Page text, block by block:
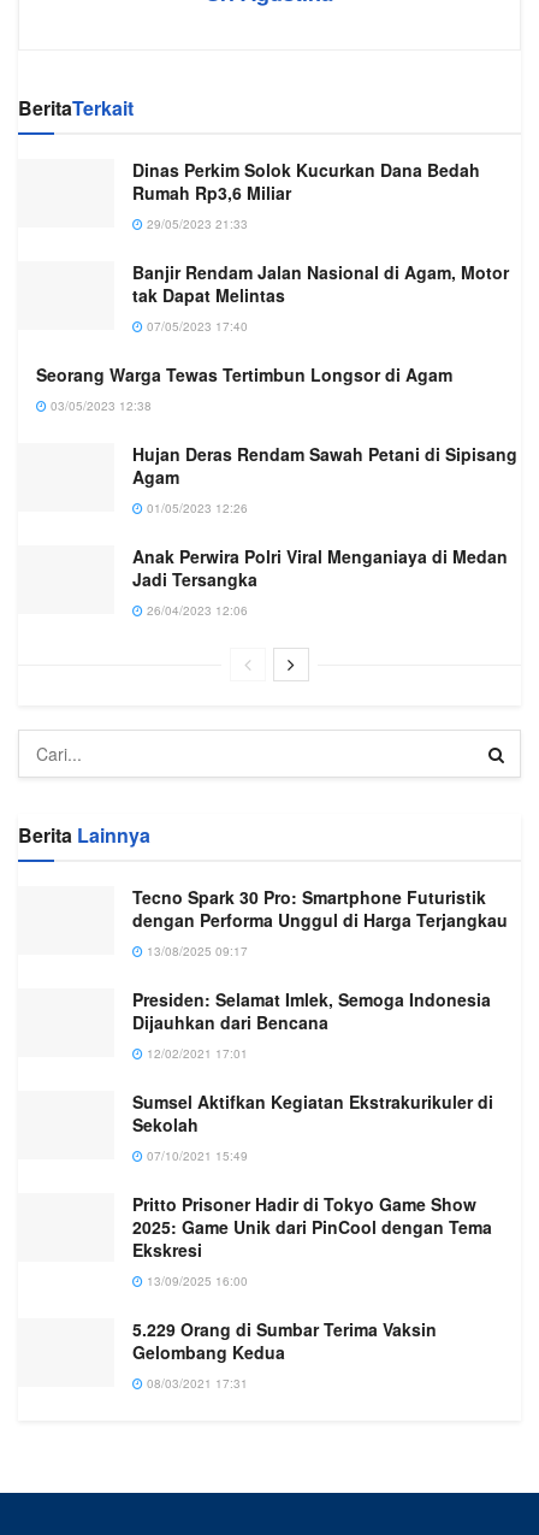
BeritaTerkait
Dinas Perkim Solok Kucurkan Dana Bedah
Rumah Rp3,6 Miliar
29/05/2023 21:33
Banjir Rendam Jalan Nasional di Agam, Motor
tak Dapat Melintas
07/05/2023 17:40
Seorang Warga Tewas Tertimbun Longsor di Agam
03/05/2023 12:38
Hujan Deras Rendam Sawah Petani di Sipisang
Agam
01/05/2023 12:26
Anak Perwira Polri Viral Menganiaya di Medan
Jadi Tersangka
26/04/2023 12:06
Berita Lainnya
Tecno Spark 30 Pro: Smartphone Futuristik
dengan Performa Unggul di Harga Terjangkau
13/08/2025 09:17
Presiden: Selamat Imlek, Semoga Indonesia
Dijauhkan dari Bencana
12/02/2021 17:01
Sumsel Aktifkan Kegiatan Ekstrakurikuler di
Sekolah
07/10/2021 15:49
Pritto Prisoner Hadir di Tokyo Game Show
2025: Game Unik dari PinCool dengan Tema
Ekskresi
13/09/2025 16:00
5.229 Orang di Sumbar Terima Vaksin
Gelombang Kedua
08/03/2021 17:31